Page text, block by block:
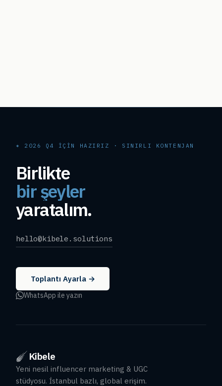
✶ 2026 Q4 IÇIN HAZIRIZ · SINIRLI KONTENJAN
Birlikte
bir şeyler
nefis içerikler
yaratalım.
hello@kibele.solutions
Toplantı Ayarla →
WhatsApp ile yazın
Kibele
Yeni nesil influencer marketing & UGC
stüdyosu. İstanbul bazlı, global erişim.